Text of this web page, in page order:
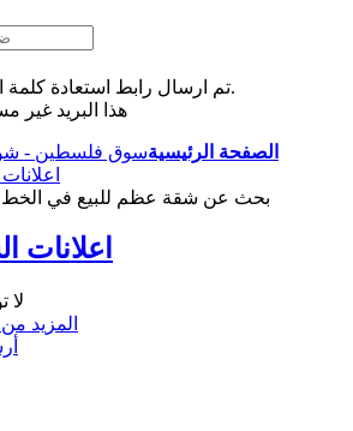
تم ارسال رابط استعادة كلمة المرور الى بريدك بنجاح.
هذا البريد غير
الصفحة الرئيسية
بحث عن شقة عظم للبيع في الخط
اعلانات
لا
المزيد من